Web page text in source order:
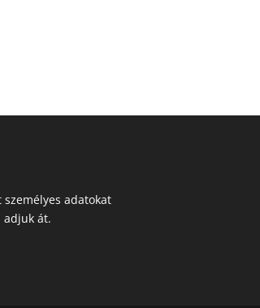
adatokat
adjuk át.